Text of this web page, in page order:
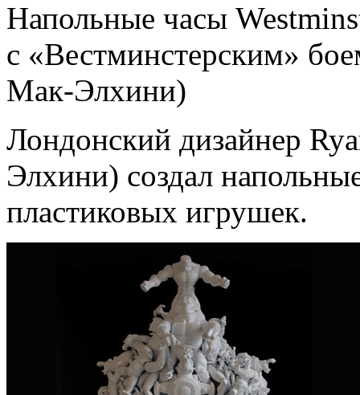
Напольные часы
с «Вестминстерским»
Мак-Элхини)
Лондонский дизайнер
Элхини) создал
пластиковых игрушек.